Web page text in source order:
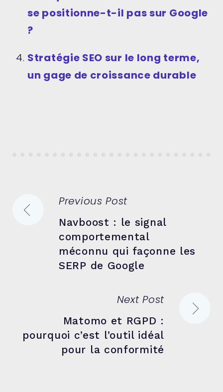
se positionne-t-il pas sur Google
?
Stratégie SEO sur le long terme,
un gage de croissance durable
Navigation
l’article
Previous Post
Navboost : le signal
comportemental
méconnu qui façonne les
SERP de Google
Next Post
Matomo et RGPD :
pourquoi c’est l’outil idéal
pour la conformité